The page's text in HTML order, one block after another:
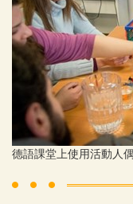
德語課堂上使用活動人